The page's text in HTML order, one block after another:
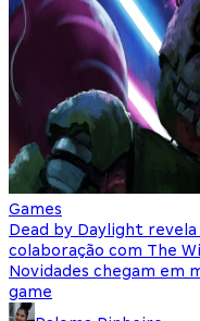
Games
Dead by Daylight
colaboração com The
Novidades chegam em
game